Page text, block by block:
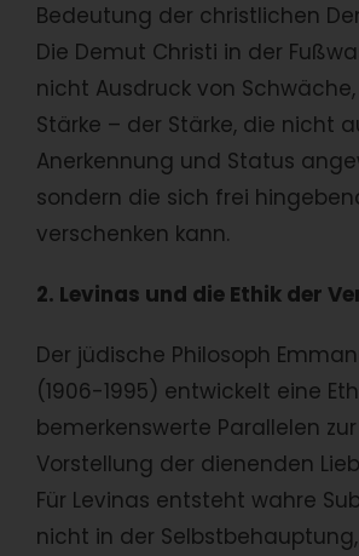
Bedeutung der christlichen
Die Demut Christi in der
nicht Ausdruck von
Stärke – der Stärke, die nicht
Anerkennung und Status
sondern die sich frei
verschenken kann.
2. Levinas und die Ethik der
Der jüdische Philosoph
(1906-1995) entwickelt eine
bemerkenswerte Parallelen
Vorstellung der dienenden
Für Levinas entsteht wahre
nicht in der